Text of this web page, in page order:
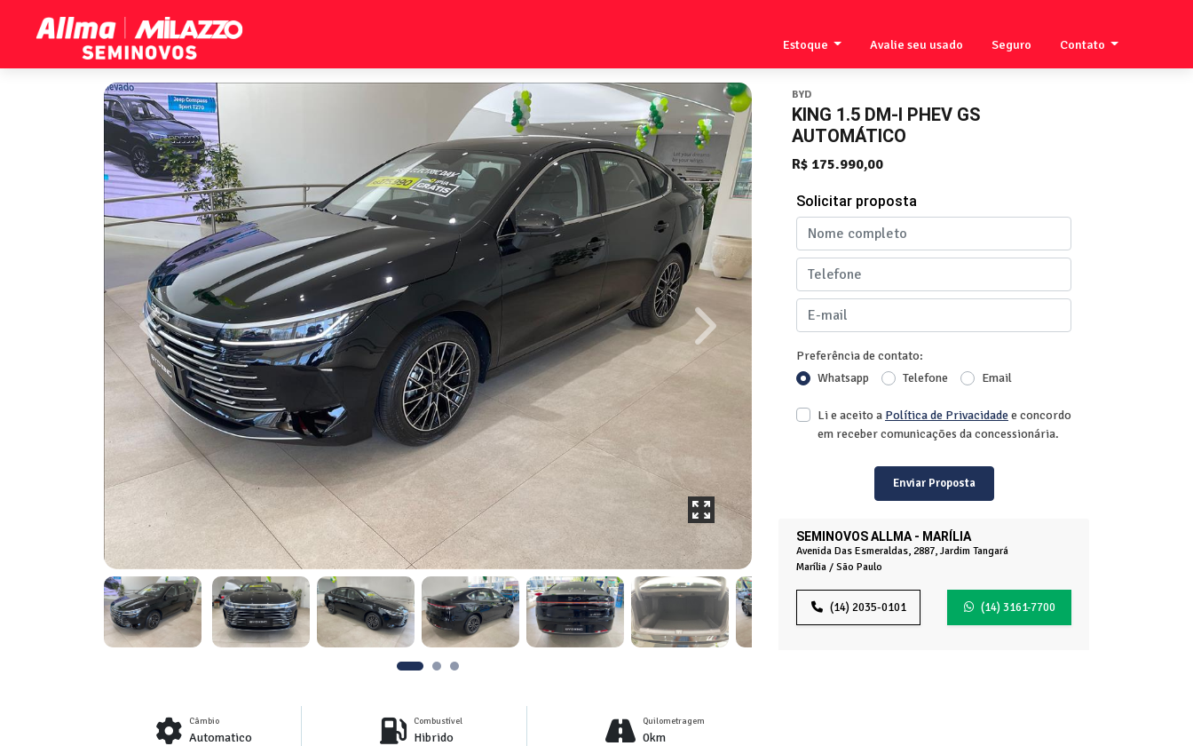
Estoque Avalie seu usado Seguro Contato
BYD
KING 1.5 DM-I PHEV GS
AUTOMÁTICO
R$ 175.990,00
SEMINOVOS ALLMA - MARÍLIA
Avenida Das Esmeraldas, 2887, Jardim Tangará
Marília / São Paulo
(14) 2035-0101 (14) 3161-7700
Solicitar proposta
Preferência de contato:
Whatsapp
Telefone Email
Li e aceito a Política de Privacidadee concordo
em receber comunicações da concessionária.
Enviar Proposta
Previous Next
Câmbio
Automatico
Combustível
Hibrido
Quilometragem
0km